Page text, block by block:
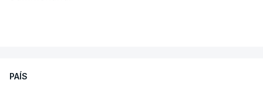
PAÍS